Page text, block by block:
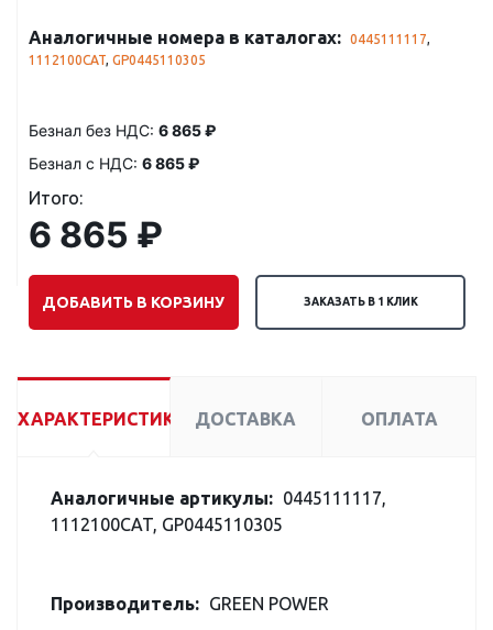
Аналогичные номера в каталогах: 0445111117,
1112100CAT, GP0445110305
Безнал без НДС: 6 865 ₽
Безнал с НДС: 6 865 ₽
Итого:
6 865 ₽
ДОБАВИТЬ В КОРЗИНУ ЗАКАЗАТЬ В 1 КЛИК
ХАРАКТЕРИСТИКИ ДОСТАВКА ОПЛАТА
Аналогичные артикулы: 0445111117,
1112100CAT, GP0445110305
Производитель: GREEN POWER